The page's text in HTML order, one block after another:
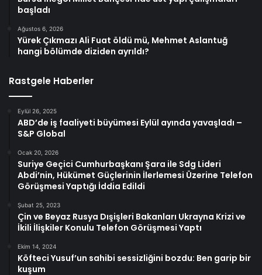
başladı
Ağustos 6, 2026
Yürek Çıkmazı Ali Fuat öldü mü, Mehmet Aslantuğ
hangi bölümde diziden ayrıldı?
Rastgele Haberler
Eylül 26, 2025
ABD’de iş faaliyeti büyümesi Eylül ayında yavaşladı –
S&P Global
Ocak 20, 2026
Suriye Geçici Cumhurbaşkanı Şara ile Sdg Lideri
Abdi’nin, Hükümet Güçlerinin İlerlemesi Üzerine Telefon
Görüşmesi Yaptığı İddia Edildi
Şubat 25, 2023
Çin ve Beyaz Rusya Dışişleri Bakanları Ukrayna Krizi ve
İkili İlişkiler Konulu Telefon Görüşmesi Yaptı
Ekim 14, 2024
Köfteci Yusuf’un sahibi sessizliğini bozdu: Ben garip bir
kuşum